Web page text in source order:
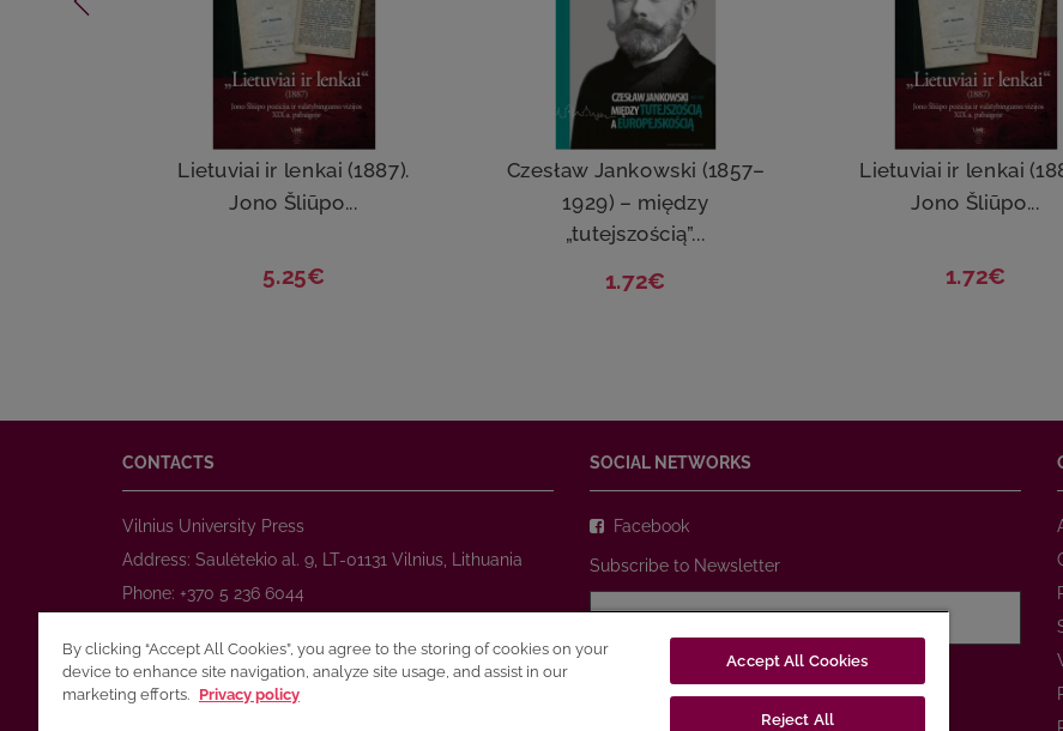
Lietuviai ir lenkai (1887).
Jono Šliūpo...
5.25€
Czesław Jankowski (1857–
1929) – między
„tutejszością”...
1.72€
Lietuviai ir lenkai
Jono Šliūpo...
1.72€
CONTACTS
Vilnius University Press
Address: Saulėtekio al. 9, LT-01131 Vilnius, Lithuania
Phone: +370 5 236 6044
E-mail:prekyba@leidykla.vu.lt
www.journals.vu.lt
SOCIAL NETWORKS
Facebook
Subscribe to Newsletter
Privacy Policy
By clicking “Accept All Cookies”, you agree to the storing of cookies on your
device to enhance site navigation, analyze site usage, and assist in our
marketing efforts. Privacy policy
Accept All Cookies
Reject All